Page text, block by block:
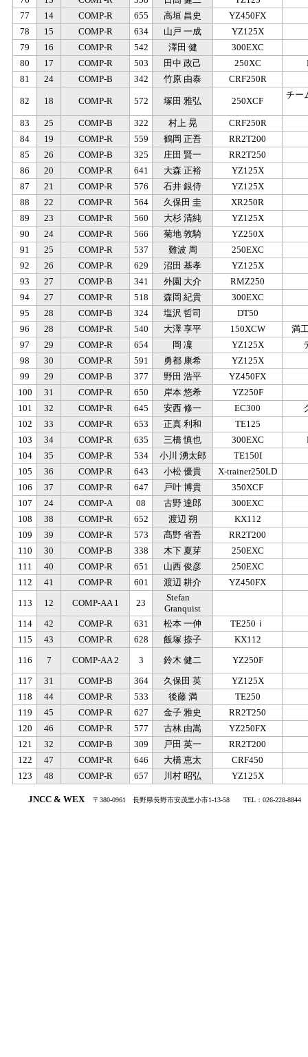
77
14 COMP-R 655 高垣 昌史
YZ450FX
78
15 COMP-R 634 山戸 一成
YZ125X
79
16 COMP-R 542 澤田 健 300EXC
80
17 COMP-R 503 田中 政己 250XC
81
24 COMP-B 342 竹原 由泰 CRF250R
82 18 COMP-R 572 塚田 雅弘 250XCF
チー
83 25 COMP-B 322 村上 晃
CRF250R
84
19 COMP-R 559 鶴岡 正吾
RR2T200
85
26 COMP-B 325 庄田 賢一
RR2T250
86
20 COMP-R 641 大森 正裕
YZ125X
87
21 COMP-R 576 石井 銀侍
YZ125X
88
22 COMP-R 564 久保田 圭
XR250R
89
23 COMP-R 560 大杉 清純
YZ125X
90
24 COMP-R 566 菊地 敦騎
YZ250X
91
25 COMP-R 537 難波 周
250EXC
92
26 COMP-R 629 沼田 基孝
YZ125X
93
27 COMP-B 341 外園 大介
RMZ250
94
27 COMP-R 518 森岡 紀貴
300EXC
95
28 COMP-B 324 塩沢 哲司
DT50
96
28 COMP-R 540 大澤 享平 150XCW
満
97
29 COMP-R 654 岡 凜 YZ125X
98
30 COMP-R 591 勇都 康希
YZ125X
99
29 COMP-B 377 野田 浩平
YZ450FX
100
31 COMP-R 650 岸本 悠希
YZ250F
101
32 COMP-R 645 安西 修一 EC300
102
33 COMP-R 653 正真 利和
TE125
103
34 COMP-R 635 三橋 慎也 300EXC
104
35 COMP-R 534 小川 湧太郎
TE150I
105
36 COMP-R 643 小松 優貴
X-trainer250LD
106
37 COMP-R 647 戸叶 博貴
350XCF
107
24 COMP-A 08 古野 達郎
300EXC
108
38 COMP-R 652 渡辺 朔
KX112
109
39 COMP-R 573 髙野 省吾
RR2T200
110
30 COMP-B 338 木下 夏芽
250EXC
111
40 COMP-R 651 山西 俊彦
250EXC
112
41 COMP-R 601 渡辺 耕介
YZ450FX
113
12 COMP-AA 1 23
Stefan
Granquist
114
42 COMP-R 631 松本 一伸
TE250ｉ
115
43 COMP-R 628 飯塚 捺子
KX112
116
7 COMP-AA 2 3 鈴木 健二
YZ250F
117
31 COMP-B 364 久保田 英
YZ125X
118
44 COMP-R 533 後藤 満
TE250
119
45 COMP-R 627 金子 雅史
RR2T250
120
46 COMP-R 577 古林 由嵩
YZ250FX
121
32 COMP-B 309 戸田 英一
RR2T200
122
47 COMP-R 646 大橋 恵太
CRF450
123
48 COMP-R 657 川村 昭弘 YZ125X
JNCC & WEX 〒380-0961 長野県長野市安茂里小市1-13-58 TEL：026-228-8844